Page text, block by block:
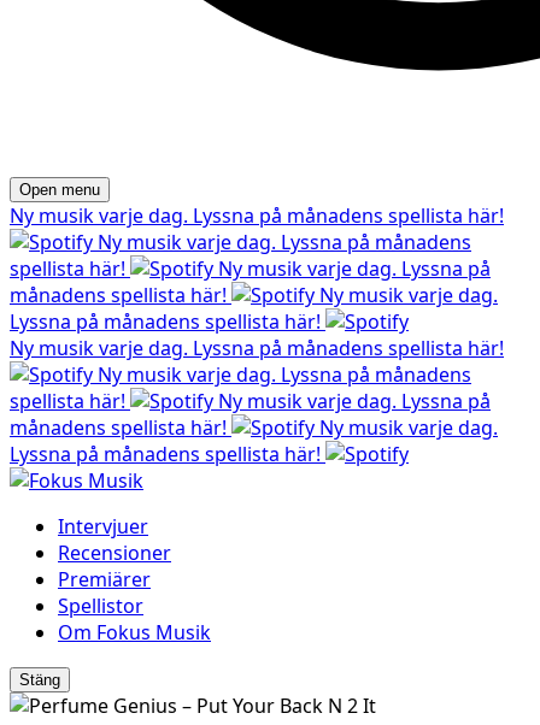
Open menu
Ny musik varje dag. Lyssna på månadens spellista här!
Ny musik varje dag. Lyssna på månadens
spellista här!
Ny musik varje dag. Lyssna på
månadens spellista här!
Ny musik varje dag.
Lyssna på månadens spellista här!
Ny musik varje dag. Lyssna på månadens spellista här!
Ny musik varje dag. Lyssna på månadens
spellista här!
Ny musik varje dag. Lyssna på
månadens spellista här!
Ny musik varje dag.
Lyssna på månadens spellista här!
Intervjuer
Recensioner
Premiärer
Spellistor
Om Fokus Musik
Stäng